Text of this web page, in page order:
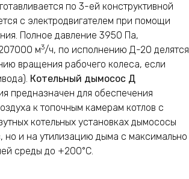
по 3-ей конструктивной
с электродвигателем при помощи
Полное давление 3950 Па,
м3/ч, по исполнению Д-20 делятся
вращения рабочего колеса, если
Котельный дымосос Д
предназначен для обеспечения
к топочным камерам котлов с
котельных установках дымососы
но и на утилизацию дыма с максимально
среды до +200°С.